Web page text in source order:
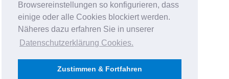
Browsereinstellungen so konfigurieren, dass
einige oder alle Cookies blockiert werden.
Näheres dazu erfahren Sie in unserer
Datenschutzerklärung Cookies.
Zustimmen & Fortfahren